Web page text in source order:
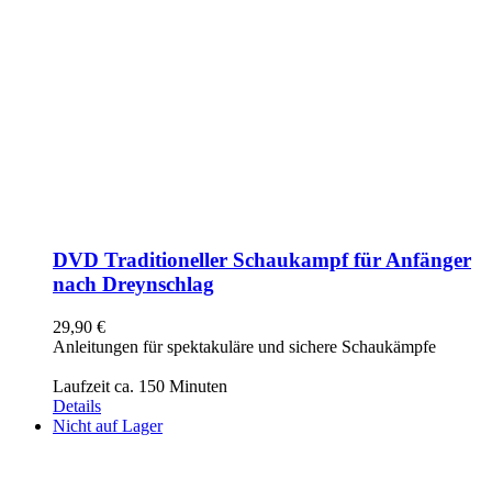
DVD Traditioneller Schaukampf für Anfänger
nach Dreynschlag
29,90 €
Anleitungen für spektakuläre und sichere Schaukämpfe
Laufzeit ca. 150 Minuten
Details
Nicht auf Lager